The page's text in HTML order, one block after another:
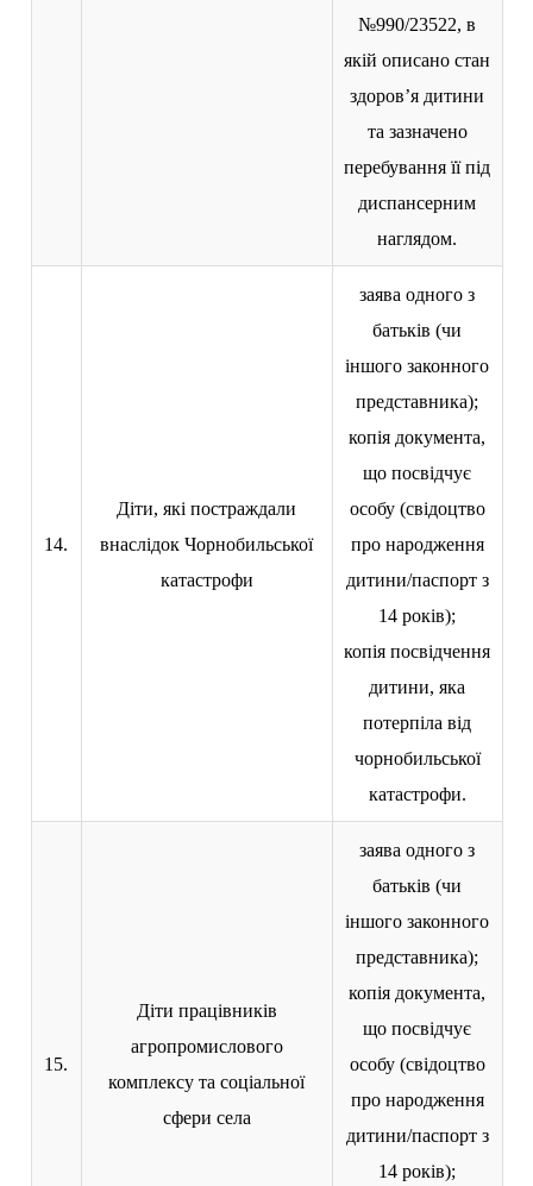
№990/23522, в
якій описано стан
здоров’я дитини
та зазначено
перебування її під
диспансерним
наглядом.
14.
Діти, які постраждали
внаслідок Чорнобильської
катастрофи
заява одного з
батьків (чи
іншого законного
представника);
копія документа,
що посвідчує
особу (свідоцтво
про народження
дитини/паспорт з
14 років);
копія посвідчення
дитини, яка
потерпіла від
чорнобильської
катастрофи.
15.
Діти працівників
агропромислового
комплексу та соціальної
сфери села
заява одного з
батьків (чи
іншого законного
представника);
копія документа,
що посвідчує
особу (свідоцтво
про народження
дитини/паспорт з
14 років);